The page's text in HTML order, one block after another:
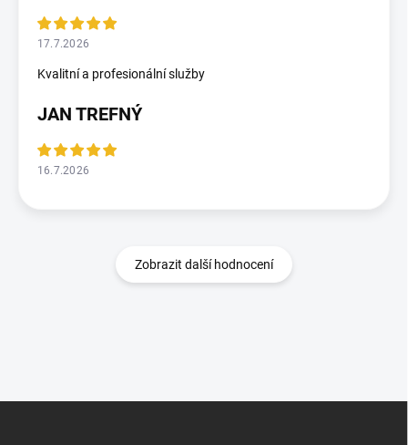
17.7.2026
Kvalitní a profesionální služby
JAN TREFNÝ
16.7.2026
Zobrazit další hodnocení